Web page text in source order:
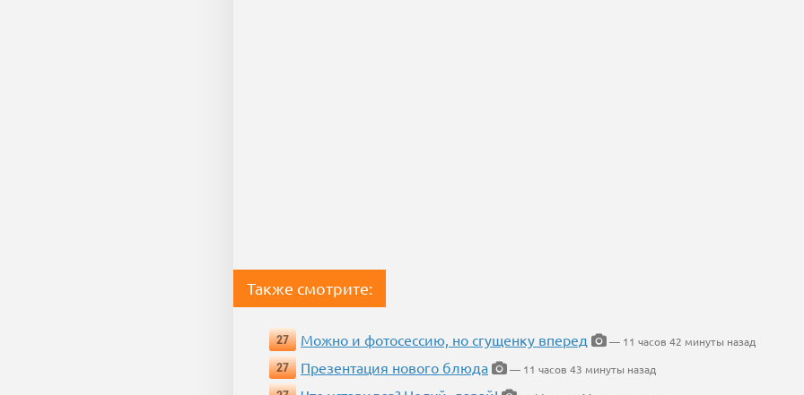
Также смотрите:
27 Можно и фотосессию, но сгущенку вперед
— 11 часов 42 минуты назад
27
Презентация нового блюда
— 11 часов 43 минуты назад